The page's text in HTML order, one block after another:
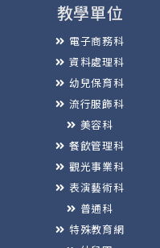
教學單位
電子商務科
資料處理科
幼兒保育科
流行服飾科
美容科
餐飲管理科
觀光事業科
表演藝術科
普通科
特殊教育網